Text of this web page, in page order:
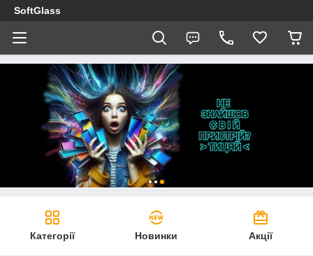
SoftGlass
Категорії Новинки Акції